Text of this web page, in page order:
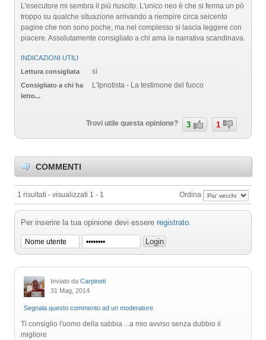
L'esecutore mi sembra il più riuscito. L'unico neo è che si ferma un pò
troppo su qualche situazione arrivando a riempire circa seicento
pagine che non sono poche, ma nel complesso si lascia leggere con
piacere. Assolutamente consigliato a chi ama la narrativa scandinava.
INDICAZIONI UTILI
Lettura consigliata
sì
Consigliato a chi ha
letto...
L'Ipnotista - La testimone del fuoco
Trovi utile questa opinione? 3 1
COMMENTI
1 risultati - visualizzati 1 - 1 Ordina
Per inserire la tua opinione devi essere registrato.
Inviato da Carpineti
31 Mag, 2014
Segnala questo commento ad un moderatore
Ti consiglio l'uomo della sabbia ...a mio avviso senza dubbio il
migliore